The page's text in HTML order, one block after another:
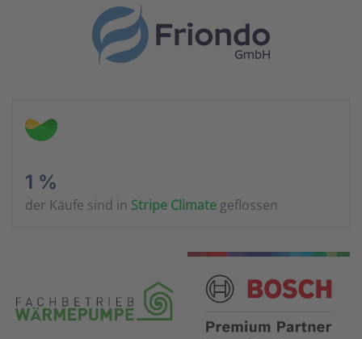
1 %
der Käufe sind in Stripe Climate geflossen